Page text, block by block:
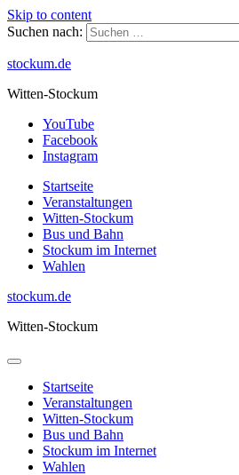
Skip to content
Suchen nach:
stockum.de
Witten-Stockum
YouTube
Facebook
Instagram
Startseite
Veranstaltungen
Witten-Stockum
Bus und Bahn
Stockum im Internet
Wahlen
stockum.de
Witten-Stockum
Startseite
Veranstaltungen
Witten-Stockum
Bus und Bahn
Stockum im Internet
Wahlen